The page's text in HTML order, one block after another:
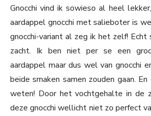
Gnocchi vind ik sowieso al heel
aardappel gnocchi met salieboter is
gnocchi-variant al zeg ik het zelf! Echt
zacht. Ik ben niet per se een
aardappel maar dus wel van gnocchi
beide smaken samen zouden gaan.
weten! Door het vochtgehalte in de
deze gnocchi wellicht niet zo perfect